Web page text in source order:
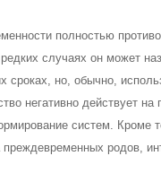
полностью
случаях он может
сроках, но, обычно,
негативно действует
систем. Кроме
родов,